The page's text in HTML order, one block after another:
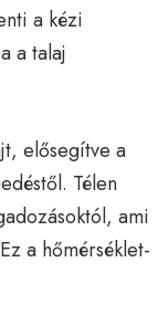
a kézi
a talaj
elősegítve a
Télen
ami
a hőmérséklet-